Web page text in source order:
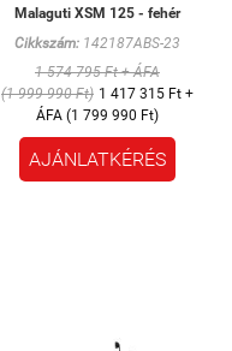
Malaguti XSM 125 - fehér
Cikkszám: 142187ABS-23
1 574 795 Ft + ÁFA
(1 999 990 Ft) 1 417 315 Ft +
ÁFA (1 799 990 Ft)
AJÁNLATKÉRÉS